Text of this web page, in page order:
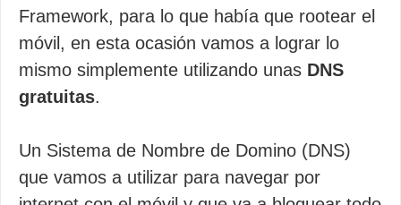
Framework, para lo que había que rootear el
móvil, en esta ocasión vamos a lograr lo
mismo simplemente utilizando unas DNS
gratuitas.
Un Sistema de Nombre de Domino (DNS)
que vamos a utilizar para navegar por